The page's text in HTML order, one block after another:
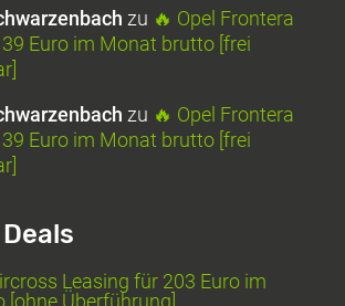
zu 🔥 Opel Frontera
Euro im Monat brutto [frei
zu 🔥 Opel Frontera
Euro im Monat brutto [frei
Leasing für 203 Euro im
Überführung]